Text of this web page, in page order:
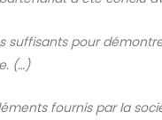
suffisants pour
(…)
fournis par la